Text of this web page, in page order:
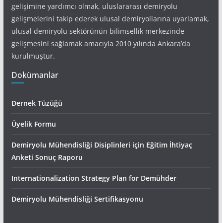
gelişimine yardımcı olmak, uluslararası demiryolu
gelişmelerini takip ederek ulusal demiryollarına uyarlamak,
ulusal demiryolu sektörünün bilimsellik merkezinde
gelişmesini sağlamak amacıyla 2010 yılında Ankara’da
kurulmuştur.
Dokümanlar
Dernek Tüzüğü
Üyelik Formu
Demiryolu Mühendisliği Disiplinleri için Eğitim İhtiyaç
Anketi Sonuç Raporu
Internationalization Strategy Plan for Demühder
Demiryolu Mühendisliği Sertifikasyonu